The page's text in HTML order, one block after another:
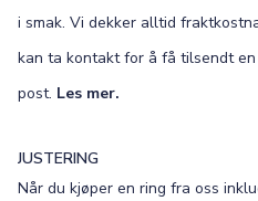
i smak. Vi dekker alltid
kan ta kontakt for å få tilsendt
post. Les mer.
JUSTERING
Når du kjøper en ring fra oss